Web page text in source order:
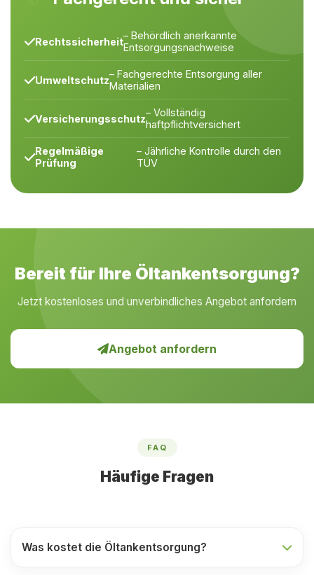
Rechtssicherheit– Behördlich anerkannte
Entsorgungsnachweise
Umweltschutz– Fachgerechte Entsorgung aller
Materialien
Versicherungsschutz– Vollständig
haftpflichtversichert
Regelmäßige
Prüfung
– Jährliche Kontrolle durch den
TÜV
Bereit für Ihre Öltankentsorgung?
Jetzt kostenloses und unverbindliches Angebot anfordern
Angebot anfordern
FAQ
Häufige Fragen
Was kostet die Öltankentsorgung?